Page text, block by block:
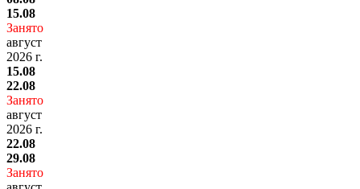
15.08
Занято
август
2026 г.
15.08
22.08
Занято
август
2026 г.
22.08
29.08
Занято